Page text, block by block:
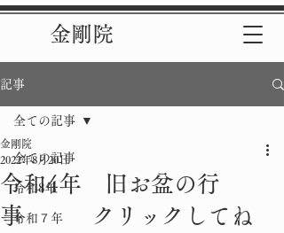
金剛院
記事
全ての記事
令和8年
令和７年
全ての記事
令和4年 旧お盆の行
事 クリックしてね
金剛院
2022年8月20日